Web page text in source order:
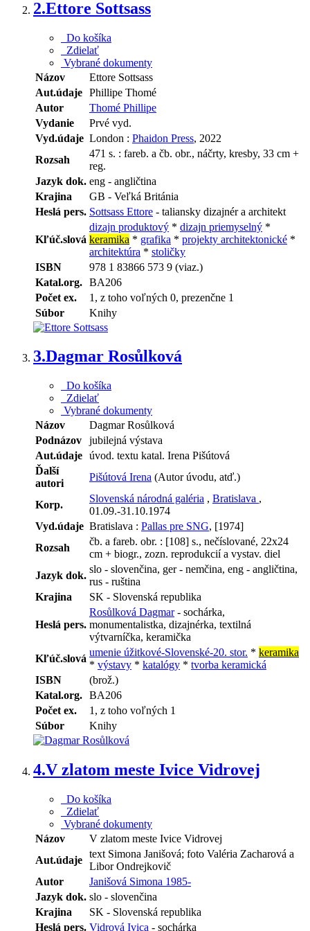
2.Ettore Sottsass
Do košíka
Zdielať
Vybrané dokumenty
Názov
Ettore Sottsass
Aut.údaje Phillipe Thomé
Autor
Thomé Phillipe
Vydanie
Prvé vyd.
Vyd.údaje London : Phaidon Press, 2022
Rozsah
471 s. : fareb. a čb. obr., náčrty, kresby, 33 cm +
reg.
Jazyk dok. eng - angličtina
Krajina
GB - Veľká Británia
Heslá pers. Sottsass Ettore - taliansky dizajnér a architekt
Kľúč.slová
dizajn produktový * dizajn priemyselný *
keramika * grafika * projekty architektonické *
architektúra * stoličky
ISBN
978 1 83866 573 9 (viaz.)
Katal.org. BA206
Počet ex.
1, z toho voľných 0, prezenčne 1
Súbor
Knihy
3.Dagmar Rosůlková
Do košíka
Zdielať
Vybrané dokumenty
Názov
Dagmar Rosůlková
Podnázov
jubilejná výstava
Aut.údaje úvod. textu katal. Irena Pišútová
Ďalší
autori
Pišútová Irena (Autor úvodu, atď.)
Korp.
Slovenská národná galéria , Bratislava ,
01.09.-31.10.1974
Vyd.údaje Bratislava : Pallas pre SNG, [1974]
Rozsah
čb. a fareb. obr. : [108] s., nečíslované, 22x24
cm + biogr., zozn. reprodukcií a vystav. diel
Jazyk dok.
slo - slovenčina, ger - nemčina, eng - angličtina,
rus - ruština
Krajina
SK - Slovenská republika
Heslá pers.
Rosůlková Dagmar- sochárka,
monumentalistka, dizajnérka, textilná
výtvarníčka, keramička
Kľúč.slová
umenie úžitkové-Slovenské-20. stor. * keramika
* výstavy * katalógy * tvorba keramická
ISBN
(brož.)
Katal.org. BA206
Počet ex.
1, z toho voľných 1
Súbor
Knihy
4.V zlatom meste Ivice Vidrovej
Do košíka
Zdielať
Vybrané dokumenty
Názov
V zlatom meste Ivice Vidrovej
Aut.údaje
text Simona Janišová; foto Valéria Zacharová a
Libor Ondrejkovič
Autor
Janišová Simona 1985-
Jazyk dok. slo - slovenčina
Krajina
SK - Slovenská republika
Heslá pers. Vidrová Ivica - sochárka